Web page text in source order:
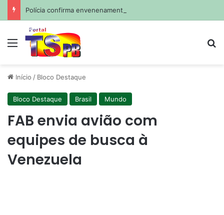
Menu
Início / Bloco Destaque
Bloco Destaque Brasil Mundo
FAB envia avião com
equipes de busca à
Venezuela